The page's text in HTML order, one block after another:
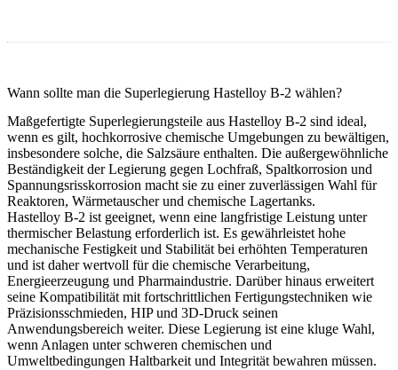
Wann sollte man die Superlegierung Hastelloy B-2 wählen?
Maßgefertigte Superlegierungsteile aus Hastelloy B-2 sind ideal,
wenn es gilt, hochkorrosive chemische Umgebungen zu bewältigen,
insbesondere solche, die Salzsäure enthalten. Die außergewöhnliche
Beständigkeit der Legierung gegen Lochfraß, Spaltkorrosion und
Spannungsrisskorrosion macht sie zu einer zuverlässigen Wahl für
Reaktoren, Wärmetauscher und chemische Lagertanks.
Hastelloy B-2 ist geeignet, wenn eine langfristige Leistung unter
thermischer Belastung erforderlich ist. Es gewährleistet hohe
mechanische Festigkeit und Stabilität bei erhöhten Temperaturen
und ist daher wertvoll für die chemische Verarbeitung,
Energieerzeugung und Pharmaindustrie. Darüber hinaus erweitert
seine Kompatibilität mit fortschrittlichen Fertigungstechniken wie
Präzisionsschmieden, HIP und 3D-Druck seinen
Anwendungsbereich weiter. Diese Legierung ist eine kluge Wahl,
wenn Anlagen unter schweren chemischen und
Umweltbedingungen Haltbarkeit und Integrität bewahren müssen.